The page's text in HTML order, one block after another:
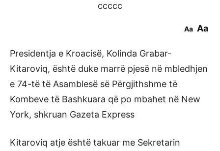
ccccc
Aa Aa
Presidentja e Kroacisë, Kolinda Grabar-
Kitaroviq, është duke marrë pjesë në mbledhjen
e 74-të të Asamblesë së Përgjithshme të
Kombeve të Bashkuara që po mbahet në New
York, shkruan Gazeta Express
Kitaroviq atje është takuar me Sekretarin